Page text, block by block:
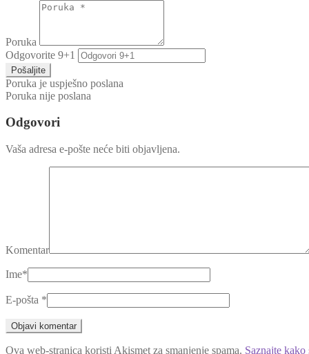
Poruka
Odgovorite 9+1
Pošaljite
Poruka je uspješno poslana
Poruka nije poslana
Odgovori
Vaša adresa e-pošte neće biti objavljena.
Komentar
Ime*
E-pošta *
Ova web-stranica koristi Akismet za smanjenje spama. Saznajte